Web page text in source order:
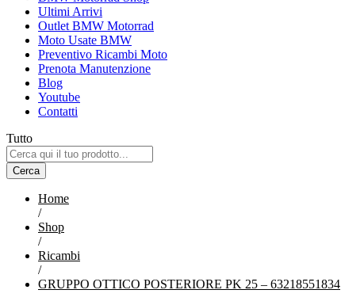
Ultimi Arrivi
Outlet BMW Motorrad
Moto Usate BMW
Preventivo Ricambi Moto
Prenota Manutenzione
Blog
Youtube
Contatti
Tutto
Cerca
Home
/
Shop
/
Ricambi
/
GRUPPO OTTICO POSTERIORE PK 25 – 63218551834